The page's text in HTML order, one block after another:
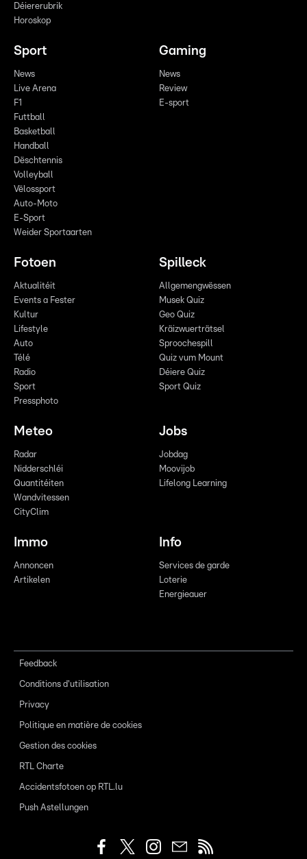
Déiererubrik
Horoskop
Sport
News
Live Arena
F1
Futtball
Basketball
Handball
Dëschtennis
Volleyball
Vëlossport
Auto-Moto
E-Sport
Weider Sportaarten
Gaming
News
Review
E-sport
Fotoen
Aktualitéit
Events a Fester
Kultur
Lifestyle
Auto
Télé
Radio
Sport
Pressphoto
Spilleck
Allgemengwëssen
Musek Quiz
Geo Quiz
Kräizwuerträtsel
Sproochespill
Quiz vum Mount
Déiere Quiz
Sport Quiz
Meteo
Radar
Nidderschléi
Quantitéiten
Wandvitessen
CityClim
Jobs
Jobdag
Moovijob
Lifelong Learning
Immo
Annoncen
Artikelen
Info
Services de garde
Loterie
Energieauer
Feedback
Conditions d'utilisation
Privacy
Politique en matière de cookies
Gestion des cookies
RTL Charte
Accidentsfotoen op RTL.lu
Push Astellungen